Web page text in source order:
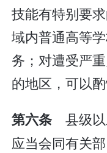
技能有特别要
域内普通高等
务；对遭受严
的地区，可以
第六条 县级以
应当会同有关